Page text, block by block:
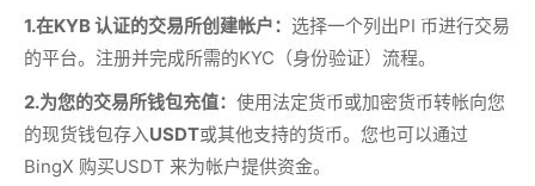
1.在KYB 认证的交易所创建帐户： 选择一个列出PI 币进行交易
的平台。注册并完成所需的KYC（身份验证）流程。
2.为您的交易所钱包充值： 使用法定货币或加密货币转帐向您
的现货钱包存入USDT或其他支持的货币。您也可以通过
BingX 购买USDT 来为帐户提供资金。